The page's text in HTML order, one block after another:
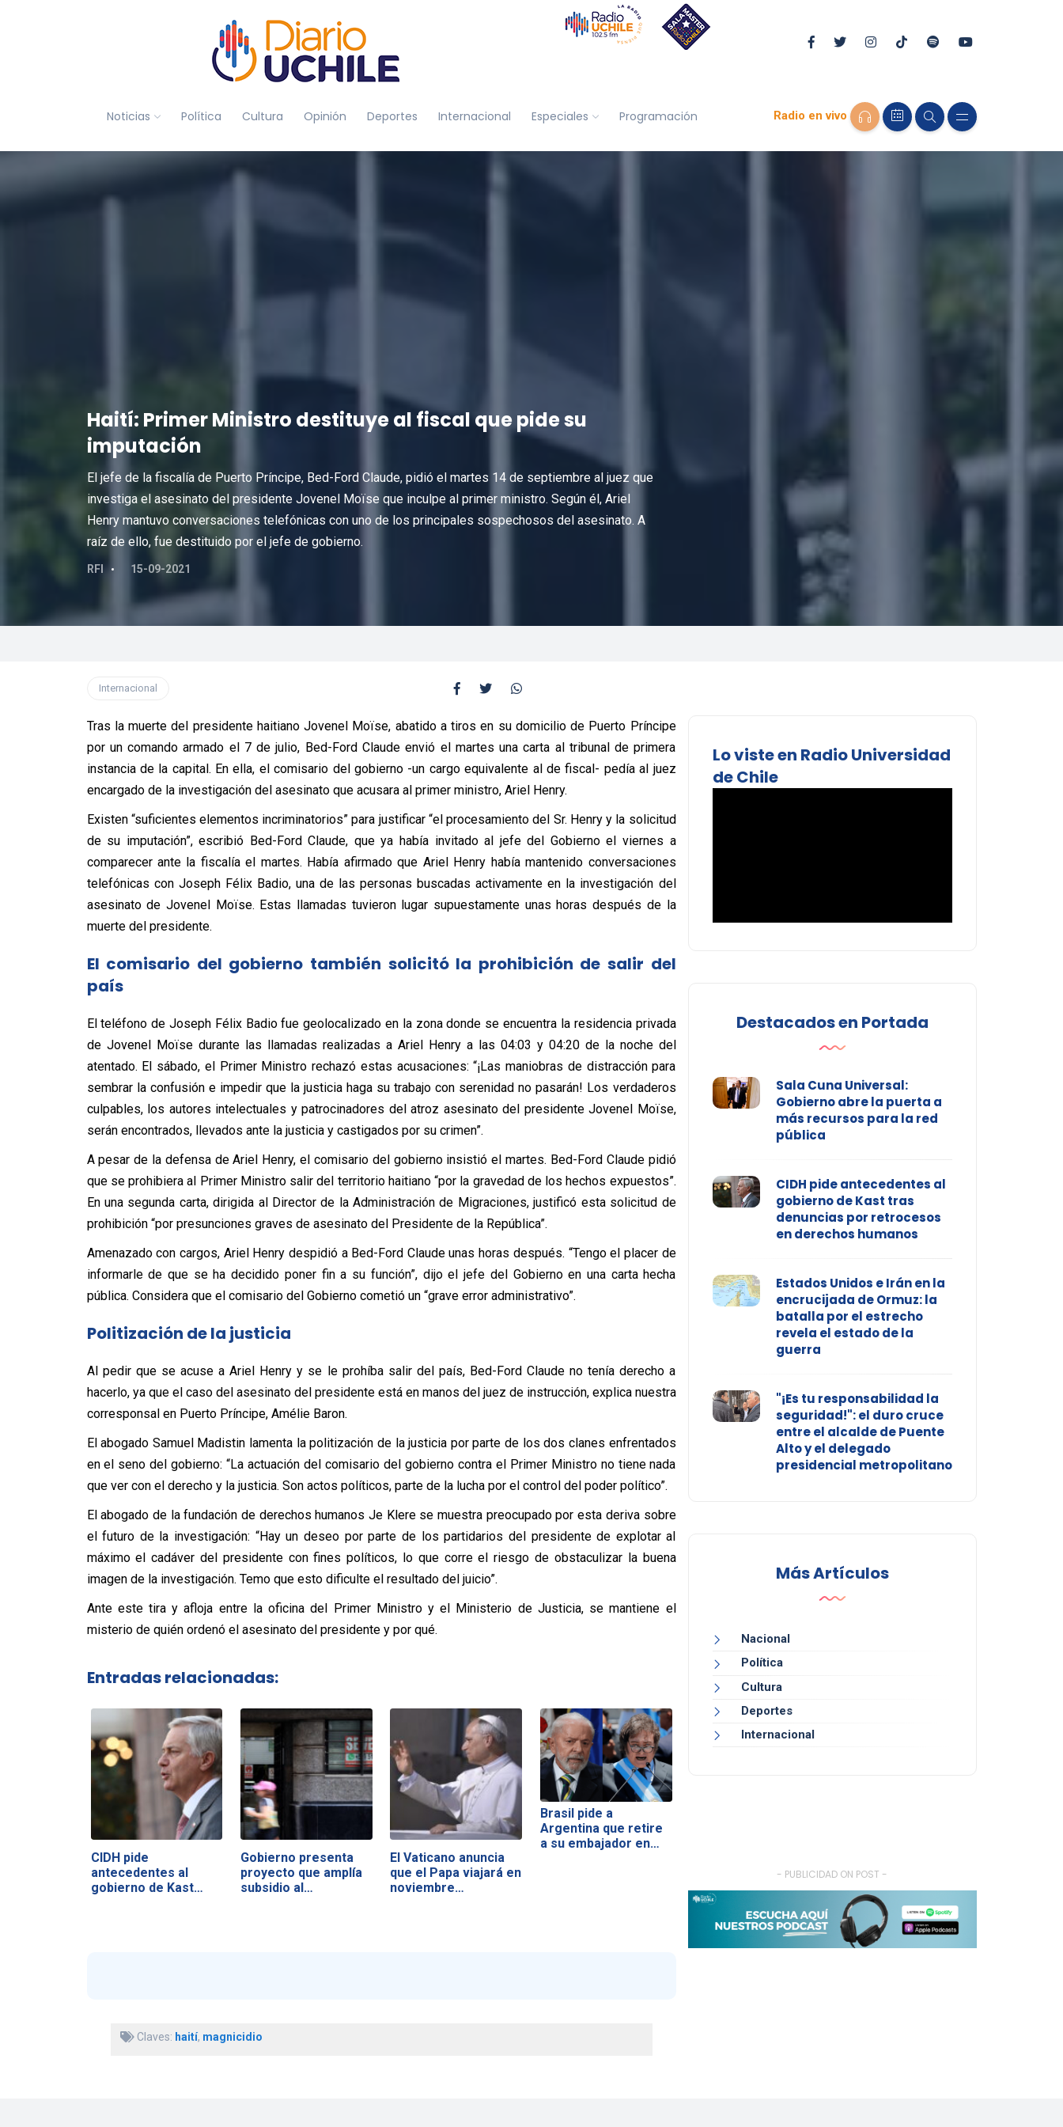
Noticias Política Cultura Opinión Deportes Internacional Especiales Programación Radio en vivo
Haití: Primer Ministro destituye al fiscal que pide su
imputación
El jefe de la fiscalía de Puerto Príncipe, Bed-Ford Claude, pidió el martes 14 de septiembre al juez que
investiga el asesinato del presidente Jovenel Moïse que inculpe al primer ministro. Según él, Ariel
Henry mantuvo conversaciones telefónicas con uno de los principales sospechosos del asesinato. A
raíz de ello, fue destituido por el jefe de gobierno.
RFI 15-09-2021
Internacional
Tras la muerte del presidente haitiano Jovenel Moïse, abatido a tiros en su domicilio de Puerto Príncipe
por un comando armado el 7 de julio, Bed-Ford Claude envió el martes una carta al tribunal de primera
instancia de la capital. En ella, el comisario del gobierno -un cargo equivalente al de fiscal- pedía al juez
encargado de la investigación del asesinato que acusara al primer ministro, Ariel Henry.
Existen “suficientes elementos incriminatorios” para justificar “el procesamiento del Sr. Henry y la solicitud
de su imputación”, escribió Bed-Ford Claude, que ya había invitado al jefe del Gobierno el viernes a
comparecer ante la fiscalía el martes. Había afirmado que Ariel Henry había mantenido conversaciones
telefónicas con Joseph Félix Badio, una de las personas buscadas activamente en la investigación del
asesinato de Jovenel Moïse. Estas llamadas tuvieron lugar supuestamente unas horas después de la
muerte del presidente.
El comisario del gobierno también solicitó la prohibición de salir del
país
El teléfono de Joseph Félix Badio fue geolocalizado en la zona donde se encuentra la residencia privada
de Jovenel Moïse durante las llamadas realizadas a Ariel Henry a las 04:03 y 04:20 de la noche del
atentado. El sábado, el Primer Ministro rechazó estas acusaciones: “¡Las maniobras de distracción para
sembrar la confusión e impedir que la justicia haga su trabajo con serenidad no pasarán! Los verdaderos
culpables, los autores intelectuales y patrocinadores del atroz asesinato del presidente Jovenel Moïse,
serán encontrados, llevados ante la justicia y castigados por su crimen”.
A pesar de la defensa de Ariel Henry, el comisario del gobierno insistió el martes. Bed-Ford Claude pidió
que se prohibiera al Primer Ministro salir del territorio haitiano “por la gravedad de los hechos expuestos”.
En una segunda carta, dirigida al Director de la Administración de Migraciones, justificó esta solicitud de
prohibición “por presunciones graves de asesinato del Presidente de la República”.
Amenazado con cargos, Ariel Henry despidió a Bed-Ford Claude unas horas después. “Tengo el placer de
informarle de que se ha decidido poner fin a su función”, dijo el jefe del Gobierno en una carta hecha
pública. Considera que el comisario del Gobierno cometió un “grave error administrativo”.
Politización de la justicia
Al pedir que se acuse a Ariel Henry y se le prohíba salir del país, Bed-Ford Claude no tenía derecho a
hacerlo, ya que el caso del asesinato del presidente está en manos del juez de instrucción, explica nuestra
corresponsal en Puerto Príncipe, Amélie Baron.
El abogado Samuel Madistin lamenta la politización de la justicia por parte de los dos clanes enfrentados
en el seno del gobierno: “La actuación del comisario del gobierno contra el Primer Ministro no tiene nada
que ver con el derecho y la justicia. Son actos políticos, parte de la lucha por el control del poder político”.
El abogado de la fundación de derechos humanos Je Klere se muestra preocupado por esta deriva sobre
el futuro de la investigación: “Hay un deseo por parte de los partidarios del presidente de explotar al
máximo el cadáver del presidente con fines políticos, lo que corre el riesgo de obstaculizar la buena
imagen de la investigación. Temo que esto dificulte el resultado del juicio”.
Ante este tira y afloja entre la oficina del Primer Ministro y el Ministerio de Justicia, se mantiene el
misterio de quién ordenó el asesinato del presidente y por qué.
Entradas relacionadas:
CIDH pide
antecedentes al
gobierno de Kast
Gobierno presenta
proyecto que amplía
subsidio al…
El Vaticano anuncia
que el Papa viajará en
noviembre…
Brasil pide a
Argentina que retire
a su embajador en…
Claves: haití, magnicidio
Lo viste en Radio Universidad
de Chile
Destacados en Portada
Sala Cuna Universal:
Gobierno abre la puerta a
más recursos para la red
pública
CIDH pide antecedentes al
gobierno de Kast tras
denuncias por retrocesos
en derechos humanos
Estados Unidos e Irán en la
encrucijada de Ormuz: la
batalla por el estrecho
revela el estado de la
guerra
"¡Es tu responsabilidad la
seguridad!": el duro cruce
entre el alcalde de Puente
Alto y el delegado
presidencial metropolitano
Más Artículos
Nacional
Política
Cultura
Deportes
Internacional
- PUBLICIDAD ON POST -